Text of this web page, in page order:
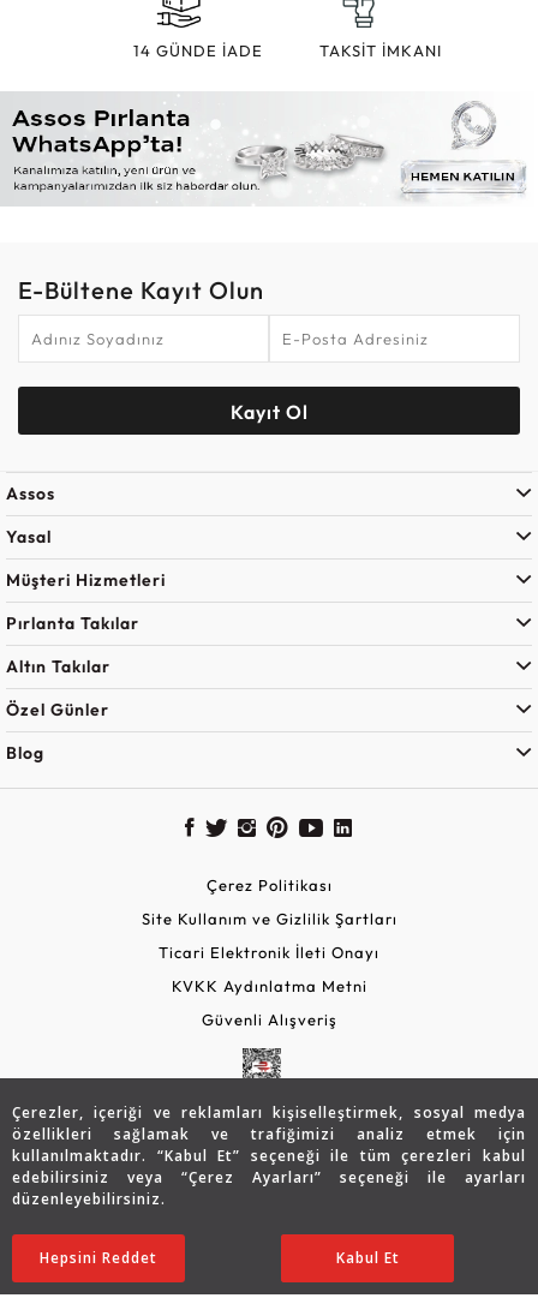
Çerezler, içeriği ve reklamları kişiselleştirmek, sosyal medya
özellikleri sağlamak ve trafiğimizi analiz etmek için
kullanılmaktadır. “Kabul Et” seçeneği ile tüm çerezleri kabul
edebilirsiniz veya “Çerez Ayarları” seçeneği ile ayarları
düzenleyebilirsiniz.
Ayarları Düzenle
Hepsini Reddet Kabul Et
36.817 TL
25.745TL SATIN ALIN
14 GÜNDE İADE TAKSİT İMKANI
E-Bültene Kayıt Olun
Kayıt Ol
Assos
Yasal
Müşteri Hizmetleri
Pırlanta Takılar
Altın Takılar
Özel Günler
Blog
Çerez Politikası
Site Kullanım ve Gizlilik Şartları
Ticari Elektronik İleti Onayı
KVKK Aydınlatma Metni
Güvenli Alışveriş
Copyright © 2026 Assos Pırlanta - Bu sitenin tüm hakları